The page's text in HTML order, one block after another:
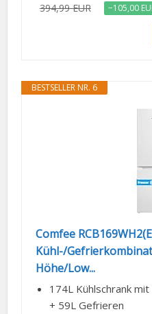
394,99 EUR −105,00
BESTSELLER NR. 6
Comfee
Kühl-/
Höhe/Low...
174L Kühlschrank
+ 59L Gefrieren